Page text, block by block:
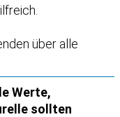
über alle
Werte,
sollten